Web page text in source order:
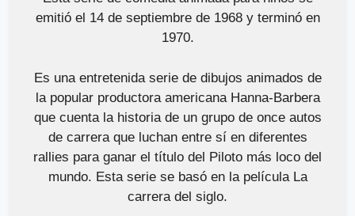
emitió el 14 de septiembre de 1968 y terminó en
1970.
Es una entretenida serie de dibujos animados de
la popular productora americana Hanna-Barbera
que cuenta la historia de un grupo de once autos
de carrera que luchan entre sí en diferentes
rallies para ganar el título del Piloto más loco del
mundo. Esta serie se basó en la película La
carrera del siglo.